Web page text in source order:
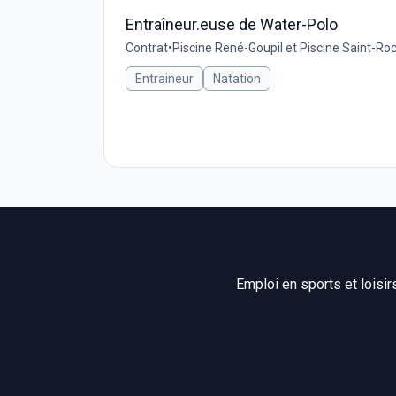
Entraîneur.euse de Water-Polo
Contrat•Piscine René-Goupil et Piscine Saint-
Entraineur Natation
Emploi en sports et